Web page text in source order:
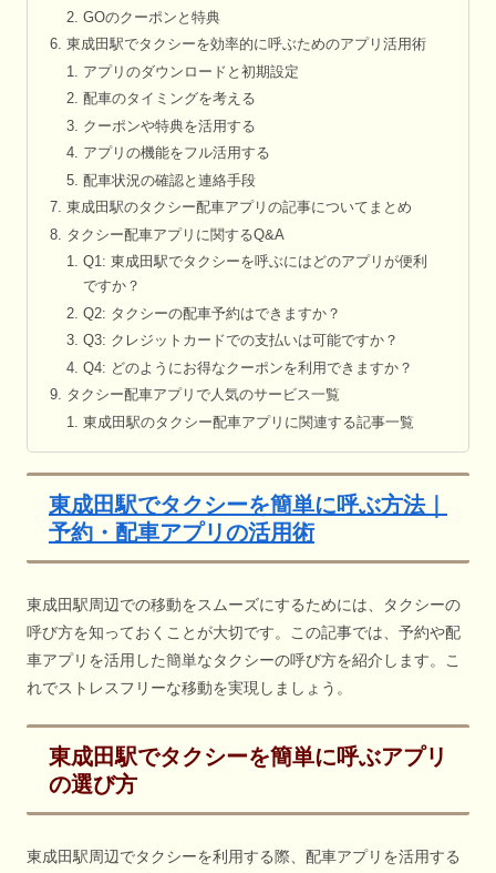
GOのクーポンと特典
東成田駅でタクシーを効率的に呼ぶためのアプリ活用術
アプリのダウンロードと初期設定
配車のタイミングを考える
クーポンや特典を活用する
アプリの機能をフル活用する
配車状況の確認と連絡手段
東成田駅のタクシー配車アプリの記事についてまとめ
タクシー配車アプリに関するQ&A
Q1: 東成田駅でタクシーを呼ぶにはどのアプリが便利
ですか？
Q2: タクシーの配車予約はできますか？
Q3: クレジットカードでの支払いは可能ですか？
Q4: どのようにお得なクーポンを利用できますか？
タクシー配車アプリで人気のサービス一覧
東成田駅のタクシー配車アプリに関連する記事一覧
東成田駅でタクシーを簡単に呼ぶ方法｜
予約・配車アプリの活用術
東成田駅周辺での移動をスムーズにするためには、タクシーの
呼び方を知っておくことが大切です。この記事では、予約や配
車アプリを活用した簡単なタクシーの呼び方を紹介します。こ
れでストレスフリーな移動を実現しましょう。
東成田駅でタクシーを簡単に呼ぶアプリ
の選び方
東成田駅周辺でタクシーを利用する際、配車アプリを活用する